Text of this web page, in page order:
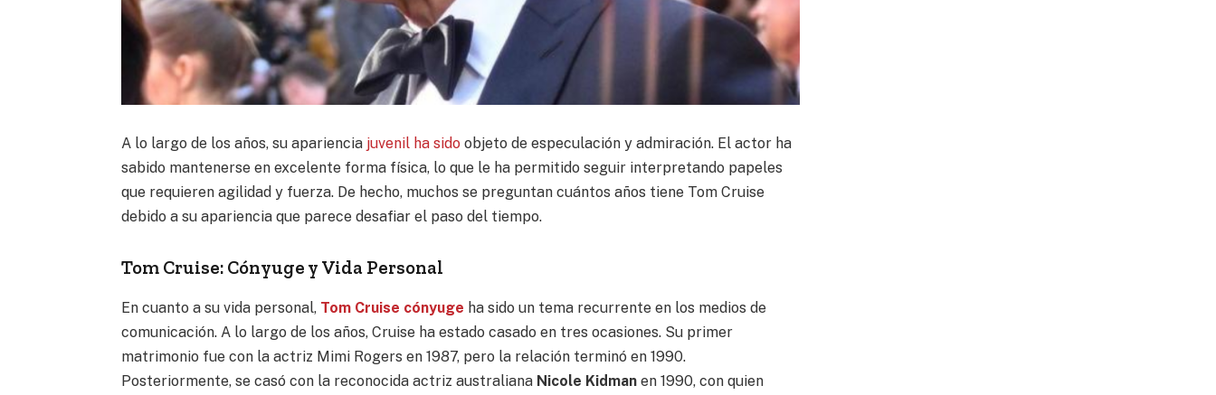
A lo largo de los años, su apariencia juvenil ha sido objeto de especulación y admiración. El actor ha
sabido mantenerse en excelente forma física, lo que le ha permitido seguir interpretando papeles
que requieren agilidad y fuerza. De hecho, muchos se preguntan cuántos años tiene Tom Cruise
debido a su apariencia que parece desafiar el paso del tiempo.
Tom Cruise: Cónyuge y Vida Personal
En cuanto a su vida personal, Tom Cruise cónyuge ha sido un tema recurrente en los medios de
comunicación. A lo largo de los años, Cruise ha estado casado en tres ocasiones. Su primer
matrimonio fue con la actriz Mimi Rogers en 1987, pero la relación terminó en 1990.
Posteriormente, se casó con la reconocida actriz australiana Nicole Kidman en 1990, con quien